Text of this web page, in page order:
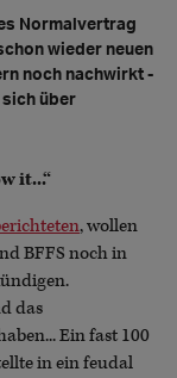
Normalvertrag
wieder neuen
noch nachwirkt -
über
it...“
, wollen
BFFS noch in
das
Ein fast 100
in ein feudal